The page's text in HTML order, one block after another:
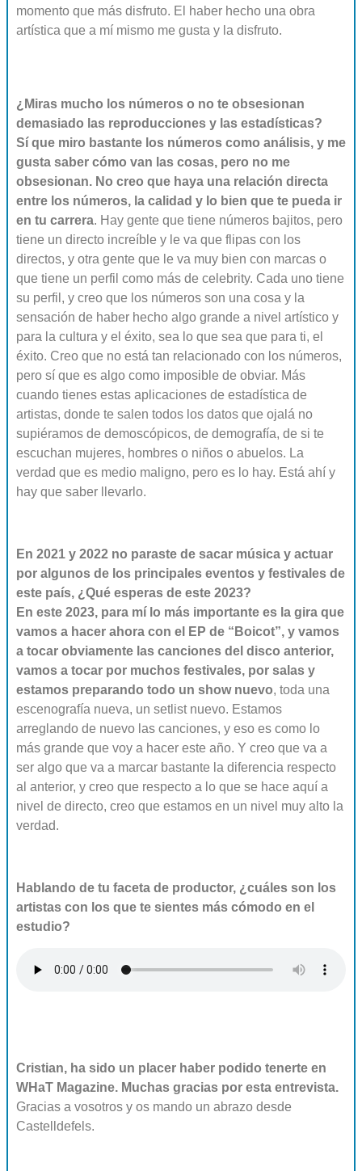
momento que más disfruto. El haber hecho una obra
artística que a mí mismo me gusta y la disfruto.
¿Miras mucho los números o no te obsesionan
demasiado las reproducciones y las estadísticas?
Sí que miro bastante los números como análisis, y me
gusta saber cómo van las cosas, pero no me
obsesionan. No creo que haya una relación directa
entre los números, la calidad y lo bien que te pueda ir
en tu carrera. Hay gente que tiene números bajitos, pero
tiene un directo increíble y le va que flipas con los
directos, y otra gente que le va muy bien con marcas o
que tiene un perfil como más de celebrity. Cada uno tiene
su perfil, y creo que los números son una cosa y la
sensación de haber hecho algo grande a nivel artístico y
para la cultura y el éxito, sea lo que sea que para ti, el
éxito. Creo que no está tan relacionado con los números,
pero sí que es algo como imposible de obviar. Más
cuando tienes estas aplicaciones de estadística de
artistas, donde te salen todos los datos que ojalá no
supiéramos de demoscópicos, de demografía, de si te
escuchan mujeres, hombres o niños o abuelos. La
verdad que es medio maligno, pero es lo hay. Está ahí y
hay que saber llevarlo.
En 2021 y 2022 no paraste de sacar música y actuar
por algunos de los principales eventos y festivales de
este país, ¿Qué esperas de este 2023?
En este 2023, para mí lo más importante es la gira que
vamos a hacer ahora con el EP de “Boicot”, y vamos
a tocar obviamente las canciones del disco anterior,
vamos a tocar por muchos festivales, por salas y
estamos preparando todo un show nuevo, toda una
escenografía nueva, un setlist nuevo. Estamos
arreglando de nuevo las canciones, y eso es como lo
más grande que voy a hacer este año. Y creo que va a
ser algo que va a marcar bastante la diferencia respecto
al anterior, y creo que respecto a lo que se hace aquí a
nivel de directo, creo que estamos en un nivel muy alto la
verdad.
Hablando de tu faceta de productor, ¿cuáles son los
artistas con los que te sientes más cómodo en el
estudio?
Cristian, ha sido un placer haber podido tenerte en
WHaT Magazine. Muchas gracias por esta entrevista.
Gracias a vosotros y os mando un abrazo desde
Castelldefels.